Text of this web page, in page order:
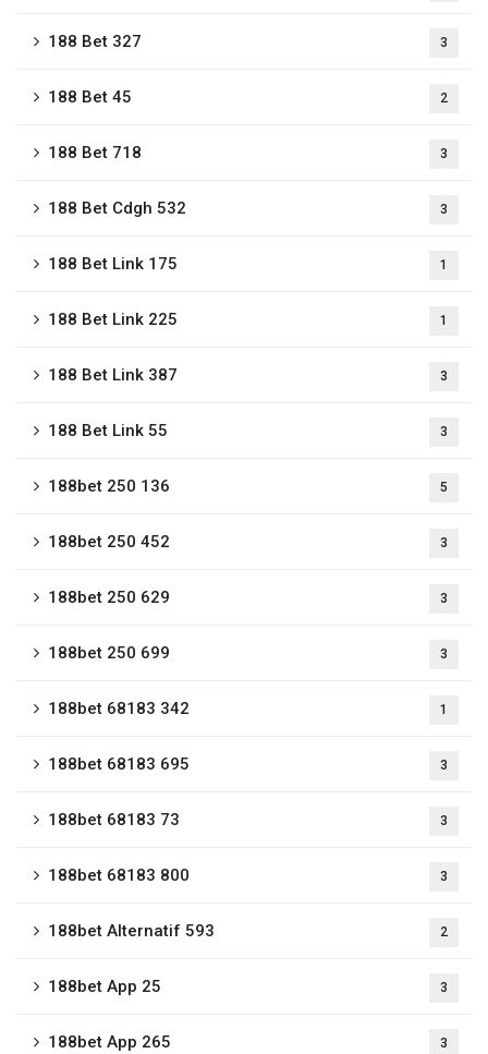
188 Bet 327 3
188 Bet 45 2
188 Bet 718 3
188 Bet Cdgh 532 3
188 Bet Link 175 1
188 Bet Link 225 1
188 Bet Link 387 3
188 Bet Link 55 3
188bet 250 136 5
188bet 250 452 3
188bet 250 629 3
188bet 250 699 3
188bet 68183 342 1
188bet 68183 695 3
188bet 68183 73 3
188bet 68183 800 3
188bet Alternatif 593 2
188bet App 25 3
188bet App 265 3